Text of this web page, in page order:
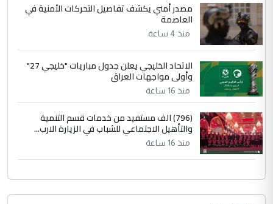
مصدر أمني يكشف تفاصيل التحركات الأمنية في
العاصمة
منذ 4 ساعة
الاتحاد الخليجي يعلن جدول مباريات "خليجي 27"
وأولى مواجهات العراق
منذ 16 ساعة
(796) الف مستفيد من خدمات قسم التنمية
والتأهيل الاجتماعي للشباب في الزيارة الارب...
منذ 16 ساعة